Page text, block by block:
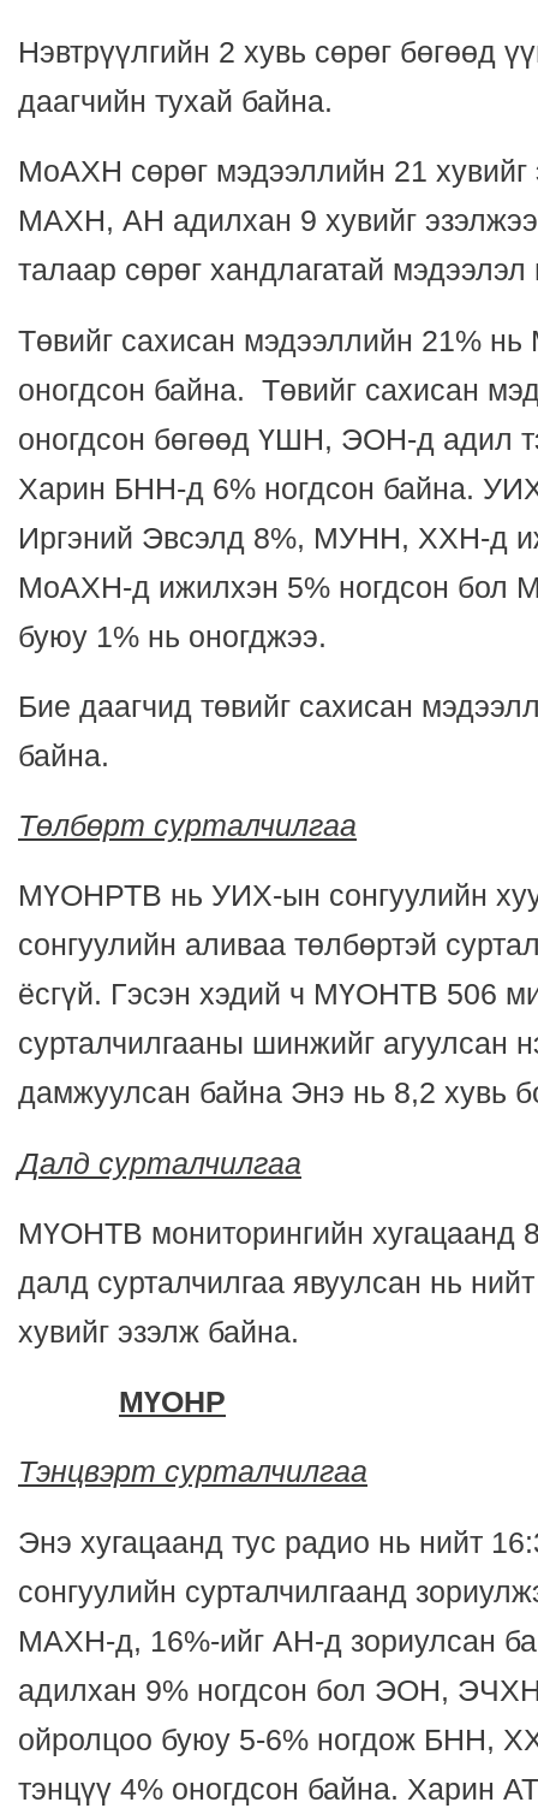
Нэвтрүүлгийн 2 хувь сөрөг бөгөөд
даагчийн тухай байна.
МоАХН сөрөг мэдээллийн 21 хувийг
МАХН, АН адилхан 9 хувийг
талаар сөрөг хандлагатай
Төвийг сахисан мэдээллийн 21%
оногдсон байна. Төвийг сахисан
оногдсон бөгөөд ҮШН, ЭОН-д адил
Харин БНН-д 6% ногдсон байна.
Иргэний Эвсэлд 8%, МУНН, ХХН-д
МоАХН-д ижилхэн 5% ногдсон бол
буюу 1% нь оногджээ.
Бие даагчид төвийг сахисан
байна.
Төлбөрт сурталчилгаа
МҮОНРТВ нь УИХ-ын сонгуулийн
сонгуулийн аливаа төлбөртэй
ёсгүй. Гэсэн хэдий ч МҮОНТВ 506
сурталчилгааны шинжийг агуулсан
дамжуулсан байна Энэ нь 8,2 хувь
Далд сурталчилгаа
МҮОНТВ мониторингийн хугацаанд
далд сурталчилгаа явуулсан нь
хувийг эзэлж байна.
МҮОНР
Тэнцвэрт сурталчилгаа
Энэ хугацаанд тус радио нь нийт
сонгуулийн сурталчилгаанд
МАХН-д, 16%-ийг АН-д зориулсан
адилхан 9% ногдсон бол ЭОН,
ойролцоо буюу 5-6% ногдож БНН,
тэнцүү 4% оногдсон байна. Харин